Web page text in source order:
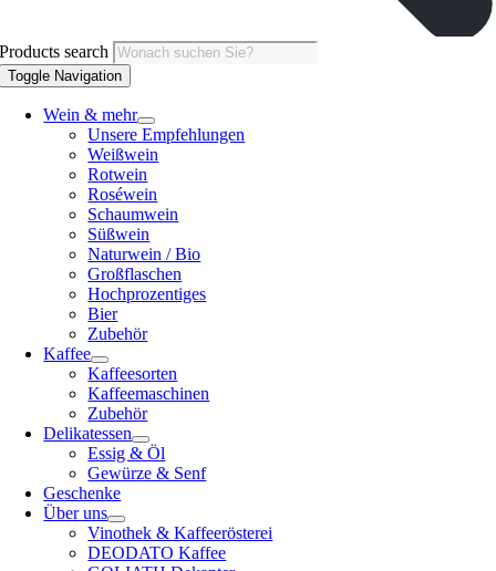
Products search
Toggle Navigation
Wein & mehr
Unsere Empfehlungen
Weißwein
Rotwein
Roséwein
Schaumwein
Süßwein
Naturwein / Bio
Großflaschen
Hochprozentiges
Bier
Zubehör
Kaffee
Kaffeesorten
Kaffeemaschinen
Zubehör
Delikatessen
Essig & Öl
Gewürze & Senf
Geschenke
Über uns
Vinothek & Kaffeerösterei
DEODATO Kaffee